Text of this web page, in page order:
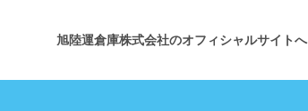
旭陸運倉庫株式会社のオフィシャルサイトへ